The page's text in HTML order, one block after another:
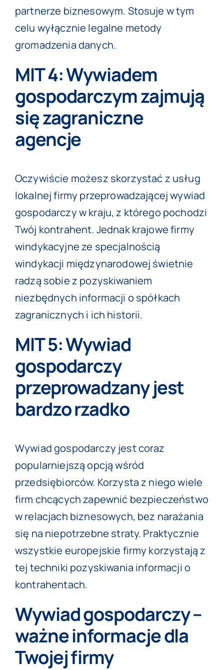
partnerze biznesowym. Stosuje w tym
celu wyłącznie legalne metody
gromadzenia danych.
MIT 4: Wywiadem
gospodarczym zajmują
się zagraniczne
agencje
Oczywiście możesz skorzystać z usług
lokalnej firmy przeprowadzającej wywiad
gospodarczy w kraju, z którego pochodzi
Twój kontrahent. Jednak krajowe firmy
windykacyjne ze specjalnością
windykacji międzynarodowej świetnie
radzą sobie z pozyskiwaniem
niezbędnych informacji o spółkach
zagranicznych i ich historii.
MIT 5: Wywiad
gospodarczy
przeprowadzany jest
bardzo rzadko
Wywiad gospodarczy jest coraz
popularniejszą opcją wśród
przedsiębiorców. Korzysta z niego wiele
firm chcących zapewnić bezpieczeństwo
w relacjach biznesowych, bez narażania
się na niepotrzebne straty. Praktycznie
wszystkie europejskie firmy korzystają z
tej techniki pozyskiwania informacji o
kontrahentach.
Wywiad gospodarczy –
ważne informacje dla
Twojej firmy